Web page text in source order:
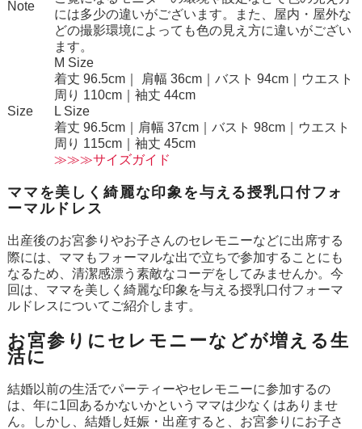
Note
には多少の違いがございます。また、屋内・屋外な
どの撮影環境によっても色の見え方に違いがござい
ます。
Size
M Size
着丈 96.5cm｜ 肩幅 36cm｜バスト 94cm｜ウエスト
周り 110cm｜袖丈 44cm
L Size
着丈 96.5cm｜肩幅 37cm｜バスト 98cm｜ウエスト
周り 115cm｜袖丈 45cm
≫≫≫サイズガイド
ママを美しく綺麗な印象を与える授乳口付フォ
ーマルドレス
出産後のお宮参りやお子さんのセレモニーなどに出席する
際には、ママもフォーマルな出で立ちで参加することにも
なるため、清潔感漂う素敵なコーデをしてみませんか。今
回は、ママを美しく綺麗な印象を与える授乳口付フォーマ
ルドレスについてご紹介します。
お宮参りにセレモニーなどが増える生
活に
結婚以前の生活でパーティーやセレモニーに参加するの
は、年に1回あるかないかというママは少なくはありませ
ん。しかし、結婚し妊娠・出産すると、お宮参りにお子さ